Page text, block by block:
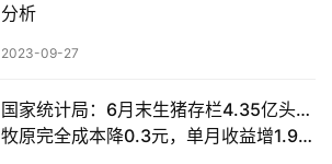
分析
2023-09-27
国家统计局：6月末生猪存栏4.35亿头…
牧原完全成本降0.3元，单月收益增1.91